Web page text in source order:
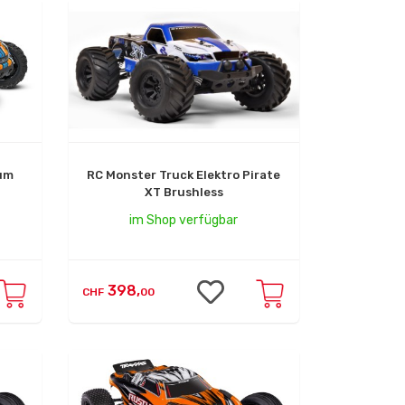
RC Monster Truck Elektro Pirate
XT Brushless
im Shop verfügbar
CHF398,00